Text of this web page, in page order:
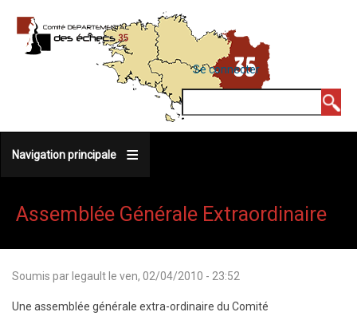
contenu
MENU
DU
COMPTE
DE
Se connecter
Navigation principale
Assemblée Générale Extraordinaire
Soumis par legault le ven, 02/04/2010 - 23:52
Une assemblée générale extra-ordinaire du Comité